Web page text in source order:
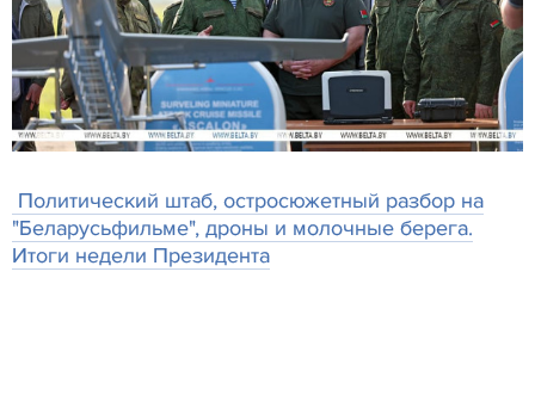
Политический штаб, остросюжетный разбор на
"Беларусьфильме", дроны и молочные берега.
Итоги недели Президента